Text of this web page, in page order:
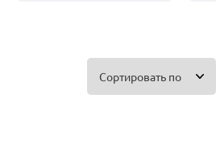
Сортировать по